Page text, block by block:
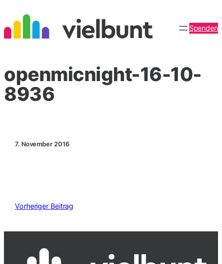
Inhalt
springen
Spenden
openmicnight-16-10-
8936
7. November 2016
Vorheriger Beitrag